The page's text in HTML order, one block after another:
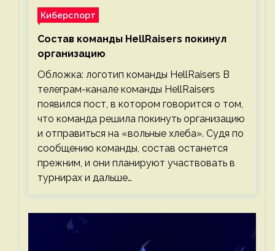
Киберспорт
Состав команды HellRaisers покинул
организацию
Обложка: логотип команды HellRaisers В
телеграм-канале команды HellRaisers
появился пост, в котором говорится о том,
что команда решила покинуть организацию
и отправиться на «вольные хлеба». Судя по
сообщению команды, состав останется
прежним, и они планируют участвовать в
турнирах и дальше…